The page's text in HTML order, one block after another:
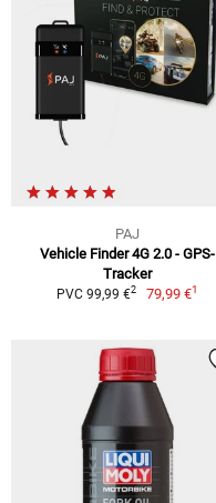
PAJ
Vehicle Finder 4G 2.0 - GPS-
Tracker
PVC 99,99 €2 79,99 €1